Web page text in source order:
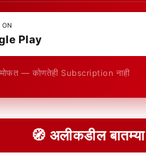
Play
मोफत — कोणतेही Subscription नाही
🧭 अलीकडील बातम्या